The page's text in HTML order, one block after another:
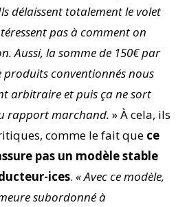
délaissent totalement le volet
pas à comment on
Aussi, la somme de 150€ par
produits conventionnés nous
arbitraire et puis ça ne sort
rapport marchand. » À cela, ils
comme le fait que ce
pas un modèle stable
ices. « Avec ce modèle,
subordonné à